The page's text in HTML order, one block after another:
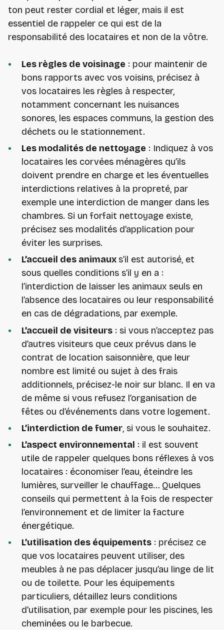
ton peut rester cordial et léger, mais il est
essentiel de rappeler ce qui est de la
responsabilité des locataires et non de la vôtre.
Les règles de voisinage : pour maintenir de
bons rapports avec vos voisins, précisez à
vos locataires les règles à respecter,
notamment concernant les nuisances
sonores, les espaces communs, la gestion des
déchets ou le stationnement.
Les modalités de nettoyage : Indiquez à vos
locataires les corvées ménagères qu’ils
doivent prendre en charge et les éventuelles
interdictions relatives à la propreté, par
exemple une interdiction de manger dans les
chambres. Si un forfait nettoyage existe,
précisez ses modalités d’application pour
éviter les surprises.
L’accueil des animaux s’il est autorisé, et
sous quelles conditions s’il y en a :
l’interdiction de laisser les animaux seuls en
l’absence des locataires ou leur responsabilité
en cas de dégradations, par exemple.
L’accueil de visiteurs : si vous n’acceptez pas
d’autres visiteurs que ceux prévus dans le
contrat de location saisonnière, que leur
nombre est limité ou sujet à des frais
additionnels, précisez-le noir sur blanc. Il en va
de même si vous refusez l’organisation de
fêtes ou d’événements dans votre logement.
L’interdiction de fumer, si vous le souhaitez.
L’aspect environnemental : il est souvent
utile de rappeler quelques bons réflexes à vos
locataires : économiser l’eau, éteindre les
lumières, surveiller le chauffage… Quelques
conseils qui permettent à la fois de respecter
l’environnement et de limiter la facture
énergétique.
L’utilisation des équipements : précisez ce
que vos locataires peuvent utiliser, des
meubles à ne pas déplacer jusqu’au linge de lit
ou de toilette. Pour les équipements
particuliers, détaillez leurs conditions
d’utilisation, par exemple pour les piscines, les
cheminées ou le barbecue.